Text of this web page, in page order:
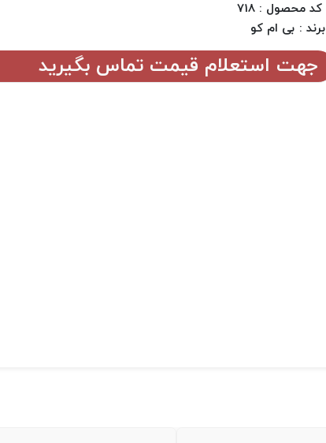
کد محصول : 718
برند : بی ام کو
جهت استعلام قیمت تماس بگیرید